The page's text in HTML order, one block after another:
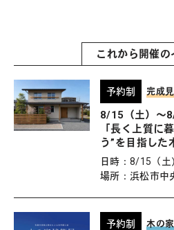
これから開催の
予約制 完成
8/15（土）〜
「長く上質に
う”を目指した
日時：8/15（土
場所：浜松市中
予約制 木の